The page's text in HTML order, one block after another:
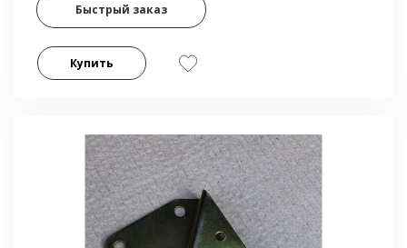
Быстрый заказ
Купить